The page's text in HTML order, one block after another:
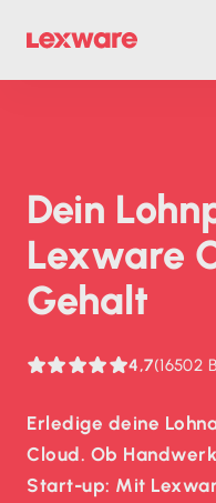
Dein
Lexware
Gehalt
4,7(16502
Erledige deine
Cloud. Ob
Start-up: Mit